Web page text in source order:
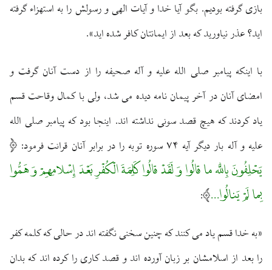
بازى گرفته بوديم. بگو آيا خدا و آيات الهى و رسولش را به استهزاء گرفته
‏ايد؟ عذر نياوريد كه بعد از ايمانتان كافر شده ‏ايد».
با اينكه پيامبر صلى الله عليه و آله صحيفه را از دست آنان گرفت و
امضاى آنان در آخر پيمان‏ نامه ديده مى‏ شد، ولى با كمال وقاحت قسم
ياد كردند كه هيچ قصد سوئى نداشته‏ اند. اينجا بود كه پيامبر صلى الله
عليه و آله بار ديگر آيه ۷۴ سوره توبه را در برابر آنان قرائت فرمود:
يَحْلِفُونَ بِاللَّه ما قالُوا وَ لَقَدْ قالُوا كَلِمَةَ الْكُفْرِ بَعْدَ إِسْلامِهِمْ وَ هَمُّوا
بِما لَمْ يَنالُوا... :
«به خدا قسم ياد مى‏ كنند كه چنين سخنى نگفته ‏اند در حالى كه كلمه كفر
را بعد از اسلامشان بر زبان آورده ‏اند و قصد كارى را كرده ‏اند كه بدان